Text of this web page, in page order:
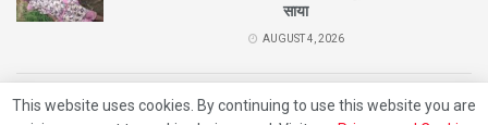
साया
AUGUST 4, 2026
This website uses cookies. By continuing to use this website you are